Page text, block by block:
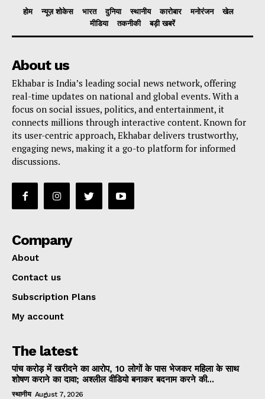
होम न्यूज़ शोकेस भारत दुनिया स्थानीय कारोबार मनोरंजन
खेल
मीडिया
तकनीकी बड़ी खबरें
About us
Ekhabar is India’s leading social news network, offering
real-time updates on national and global events. With a
focus on social issues, politics, and entertainment, it
connects millions through interactive content. Known for
its user-centric approach, Ekhabar delivers trustworthy,
engaging news, making it a go-to platform for informed
discussions.
Company
About
Contact us
Subscription Plans
My account
The latest
पांच करोड़ में खरीदने का आरोप, 10 लोगों के पास भेजकर महिला के साथ
शोषण कराने का दावा; अश्लील वीडियो बनाकर बदनाम करने की...
स्थानीय August 7, 2026